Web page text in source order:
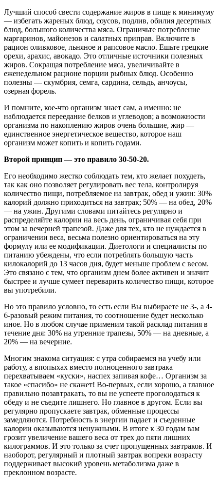
Лучший способ свести содержание жиров в пище к минимуму
— избегать жареных блюд, соусов, подлив, обилия десертных
блюд, большого количества мяса. Ограничьте потребление
маргаринов, майонезов и салатных приправ. Включите в
рацион оливковое, льняное и рапсовое масло. Ешьте грецкие
орехи, арахис, авокадо. Это отличные источники полезных
жиров. Сокращая потребление мяса, увеличивайте в
еженедельном рационе порции рыбных блюд. Особенно
полезны — скумбрия, семга, сардина, сельдь, анчоусы,
озерная форель.
И помните, кое-что организм знает сам, а именно: не
наблюдается переедание белков и углеводов; а возможности
организма по накоплению жиров очень большие, жир —
единственное энергетическое вещество, которое наш
организм может копить и копить годами.
Второй принцип — это правило 30-50-20.
Его необходимо жестко соблюдать тем, кто желает похудеть,
так как оно позволяет регулировать вес тела, контролируя
количество пищи, потребляемое на завтрак, обед и ужин: 30%
калорий должно приходиться на завтрак; 50% — на обед, 20%
— на ужин. Другими словами питайтесь регулярно и
распределяйте калории на весь день, ограничивая себя при
этом за вечерней трапезой. Даже для тех, кто не нуждается в
ограничении веса, весьма полезно ориентироваться на эту
формулу или ее модификации. Диетологи и специалисты по
питанию убеждены, что если потреблять большую часть
килокалорий до 13 часов дня, будет меньше проблем с весом.
Это связано с тем, что организм днем более активен и значит
быстрее и лучше сумеет переварить количество пищи, которое
вы употребили.
Но это правило условно, то есть если Вы выбираете не 3-, а 4-
6-разовый режим питания, то соотношение будет несколько
иное. Но в любом случае применим такой расклад питания в
течение дня: 30% на утренние трапезы, 50% — на дневные, а
20% — на вечерние.
Многим знакома ситуация: с утра собираемся на учебу или
работу, а впопыхах вместо полноценного завтрака
перехватываем «куски», наспех запивая кофе… Организм за
такое «спасибо» не скажет! Во-первых, если хорошо, а главное
правильно позавтракать, то вы не успеете проголодаться к
обеду и не съедите лишнего. Но главное в другом. Если вы
регулярно пропускаете завтрак, обменные процессы
замедляются. Потребность в энергии падает и съеденные
калории оказываются ненужными. В итоге к 30 годам вам
грозит увеличение вашего веса от трех до пяти лишних
килограммов. И это только за счет пропущенных завтраков. И
наоборот, регулярный и плотный завтрак вопреки возрасту
поддерживает высокий уровень метаболизма даже в
преклонном возрасте.